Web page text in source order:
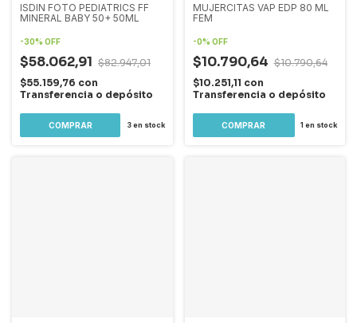
ISDIN FOTO PEDIATRICS FF
MINERAL BABY 50+ 50ML
-30% OFF
$58.062,91 $82.947,01
$55.159,76 con
Transferencia o depósito
3en stock
MUJERCITAS VAP EDP 80 ML
FEM
-0% OFF
$10.790,64 $10.790,64
$10.251,11 con
Transferencia o depósito
1 en stock